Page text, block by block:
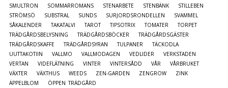
SMULTRON
SOMMARROMANS STENARBETE STENBÄNK
STILLEBEN
STRÖMSÖ
SUBSTRAL SUNDS SURJORDSRONDELLEN
SVAMMEL
SÅKALENDER
TAKATALVI TAROT TIPSOTRIX TOMATER
TORPET
TRÄDGÅRDSBELYSNING
TRÄDGÅRDSBÖCKER
TRÄDGÅRDSGÄSTER
TRÄDGÅRDSKAFFE
TRÄDGÅRDSYRAN TULPANER
TÄCKODLA
UUTTAKOTIIN
VALLMO VALLMODAGEN VEDLIDER
VERKSTADEN
VERTAN
VIDEFLÄTNING VINTER VINTERSÅDD VÅR
VÅRBRUKET
VÄXTER
VÄXTHUS WEEDS ZEN-GARDEN ZENGROW
ZINK
ÄPPELBLOM
ÖPPEN TRÄDGÅRD